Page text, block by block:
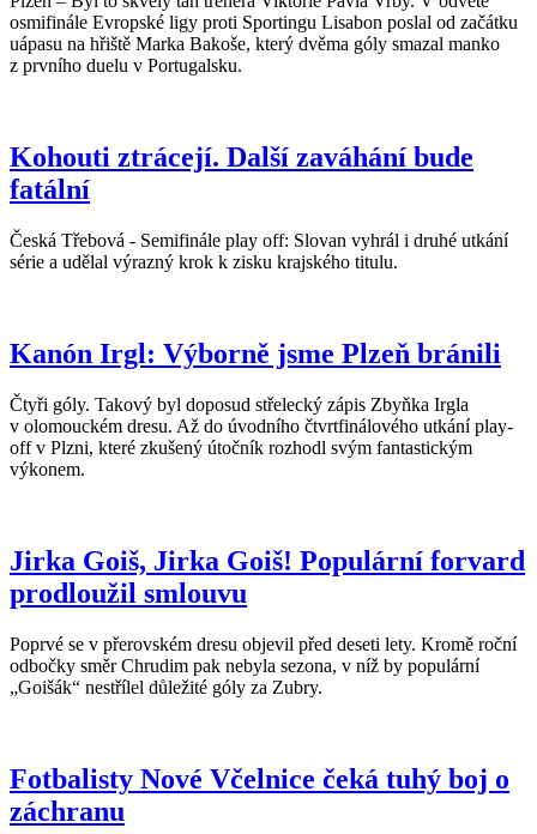
osmifinále Evropské ligy proti Sportingu Lisabon poslal od začátku
uápasu na hřiště Marka Bakoše, který dvěma góly smazal manko
z prvního duelu v Portugalsku.
Kohouti ztrácejí. Další zaváhání bude
fatální
Česká Třebová - Semifinále play off: Slovan vyhrál i druhé utkání
série a udělal výrazný krok k zisku krajského titulu.
Kanón Irgl: Výborně jsme Plzeň bránili
Čtyři góly. Takový byl doposud střelecký zápis Zbyňka Irgla
v olomouckém dresu. Až do úvodního čtvrtfinálového utkání play-
off v Plzni, které zkušený útočník rozhodl svým fantastickým
výkonem.
Jirka Goiš, Jirka Goiš! Populární forvard
prodloužil smlouvu
Poprvé se v přerovském dresu objevil před deseti lety. Kromě roční
odbočky směr Chrudim pak nebyla sezona, v níž by populární
„Goišák“ nestřílel důležité góly za Zubry.
Fotbalisty Nové Včelnice čeká tuhý boj o
záchranu